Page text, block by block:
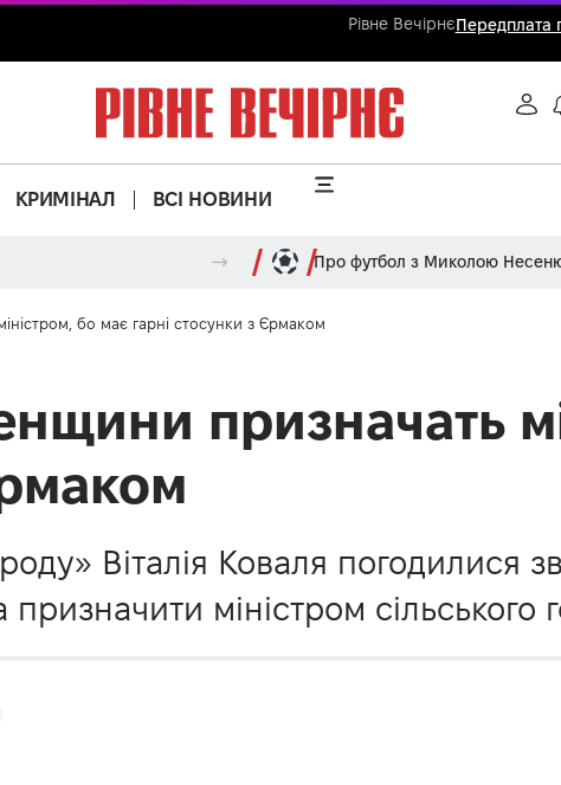
Рівне ВечірнєПередплата
КРИМІНАЛ ВСІ НОВИНИ
Про футбол з Миколою
бо має гарні стосунки з Єрмаком
призначать
Віталія Коваля погодилися
міністром сільського